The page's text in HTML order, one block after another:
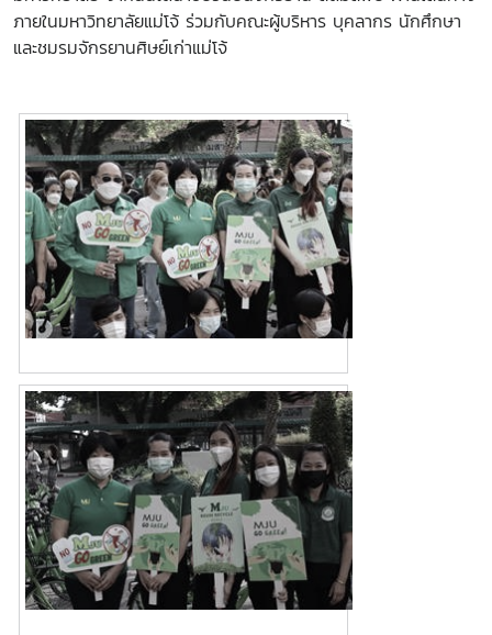
ภายในมหาวิทยาลัยแม่โจ้ ร่วมกับคณะผู้บริหาร บุคลากร นักศึกษา
และชมรมจักรยานศิษย์เก่าแม่โจ้